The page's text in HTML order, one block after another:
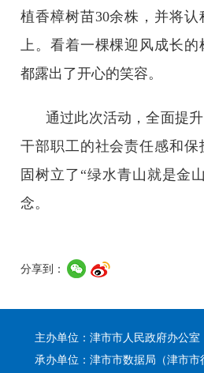
植香樟树苗30余株，并将
上。看着一棵棵迎风成长
都露出了开心的笑容。
通过此次活动，全面提
干部职工的社会责任感和保
固树立了“绿水青山就是金
念。
分享到：
主办单位：津市市人民政府办公室
承办单位：津市市数据局（津市市